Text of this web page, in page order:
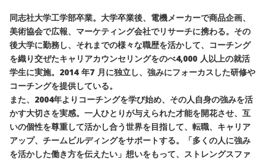
同志社大学工学部卒業。大学卒業後、電機メーカーで商品企画、
美術協会で広報、マーケティング会社でリサーチに携わる。その
後大学に勤務し、それまでの様々な職歴を活かして、コーチング
を織り交ぜたキャリアカウンセリングをのべ4,000 人以上の就活
学生に実施。2014 年7 月に独立し、強みにフォーカスした研修や
コーチングを提供している。
また、2004年よりコーチングを学び始め、その人自身の強みを活
かす大切さを実感。一人ひとりが与えられた才能を開花させ、互
いの個性を尊重して活かし合う世界を目指して、転職、キャリア
アップ、チームビルディングをサポートする。「多くの人に強み
を活かした働き方を伝えたい」想いをもって、ストレングスファ